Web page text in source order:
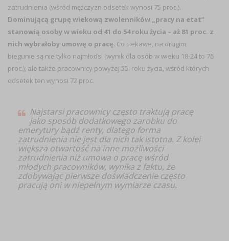
zatrudnienia (wśród mężczyzn odsetek wynosi 75 proc.).
Dominującą grupę wiekową zwolenników „pracy na etat”
stanowią osoby w wieku od 41 do 54 roku życia – aż 81 proc. z
nich wybrałoby umowę o pracę. Co ciekawe, na drugim
biegunie są nie tylko najmłodsi (wynik dla osób w wieku 18-24 to 76
proc.), ale także pracownicy powyżej 55. roku życia, wśród których
odsetek ten wynosi 72 proc.
Najstarsi pracownicy często traktują pracę
jako sposób dodatkowego zarobku do
emerytury bądź renty, dlatego forma
zatrudnienia nie jest dla nich tak istotna. Z kolei
większa otwartość na inne możliwości
zatrudnienia niż umowa o pracę wśród
młodych pracowników, wynika z faktu, że
zdobywając pierwsze doświadczenie często
pracują oni w niepełnym wymiarze czasu.